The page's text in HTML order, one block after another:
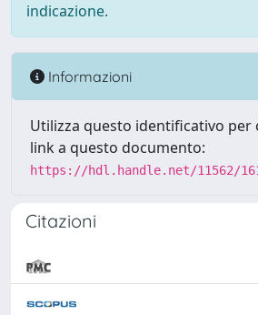
indicazione.
Informazioni
Utilizza questo identificativo per
link a questo documento:
https://hdl.handle.net/11562/
Citazioni